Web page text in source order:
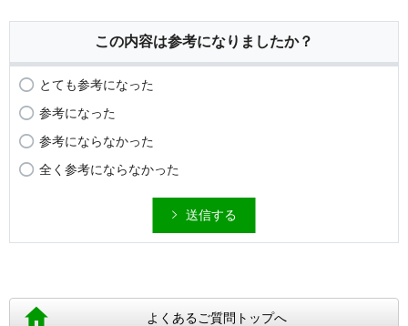
この内容は参考になりましたか？
とても参考になった
参考になった
参考にならなかった
全く参考にならなかった
送信する
よくあるご質問トップへ